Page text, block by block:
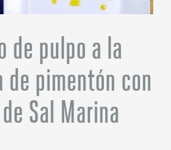
de pulpo a la
pimentón con
Sal Marina